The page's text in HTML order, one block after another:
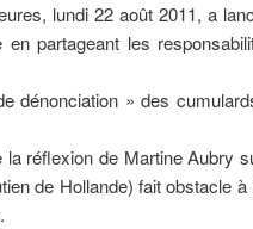
lundi 22 août 2011, a
partageant les
dénonciation » des cumulards
la réflexion de Martine Aubry
de Hollande) fait obstacle à